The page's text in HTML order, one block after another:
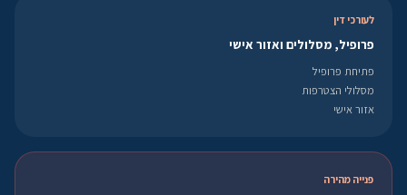
לעורכי דין
פרופיל, מסלולים ואזור אישי
פתיחת פרופיל
מסלולי הצטרפות
אזור אישי
פנייה מהירה